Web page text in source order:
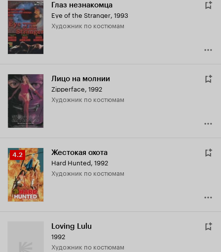
Глаз незнакомца
Eye of the Stranger, 1993
Художник по костюмам
Лицо на молнии
Zipperface, 1992
Художник по костюмам
Рейтинг
Кинопоиска
4.2
4.2 Жестокая охота
Hard Hunted, 1992
Художник по костюмам
Loving Lulu
1992
Художник по костюмам